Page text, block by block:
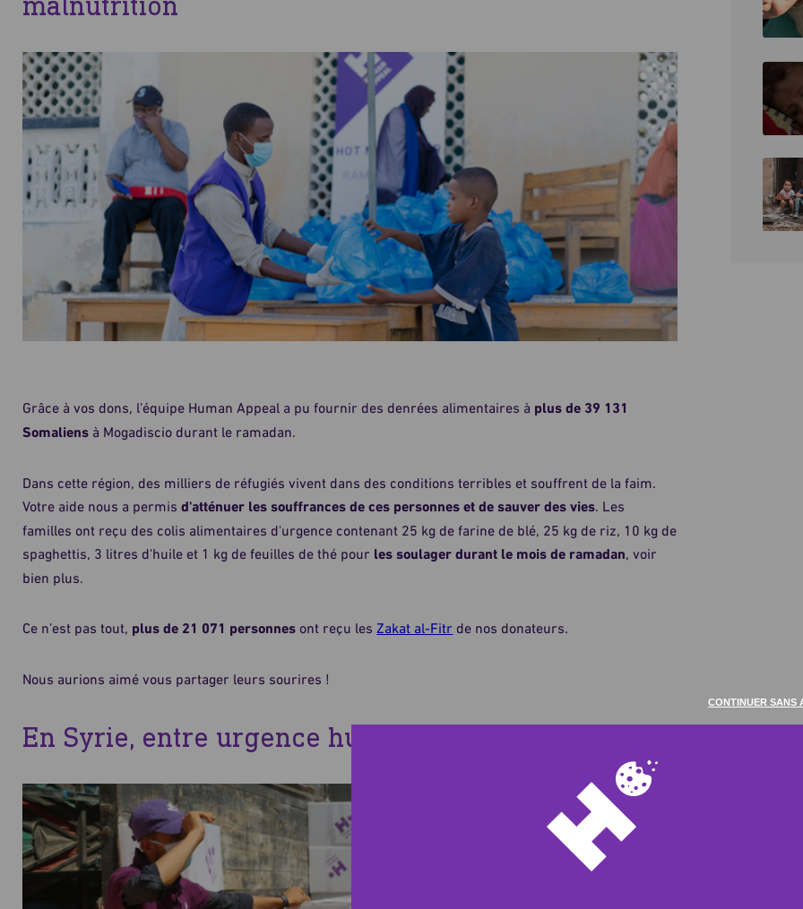
CONTINUER SANS
Grâce à vos dons, l’équipe Human Appeal a pu fournir des denrées alimentaires à plus de 39 131
Somaliens à Mogadiscio durant le ramadan.
Dans cette région, des milliers de réfugiés vivent dans des conditions terribles et souffrent de la faim.
Votre aide nous a permisd'atténuer les souffrances de ces personnes et de sauver des vies. Les
familles ont reçu des colis alimentaires d'urgence contenant 25 kg de farine de blé, 25 kg de riz, 10 kg de
spaghettis, 3 litres d'huile et 1 kg de feuilles de thé pour les soulager durant le mois de ramadan, voir
bien plus.
Ce n’est pas tout, plus de 21 071 personnes ont reçu les Zakat al-Fitr de nos donateurs.
Nous aurions aimé vous partager leurs sourires !
En Syrie, entre urgence humanitaire et économique